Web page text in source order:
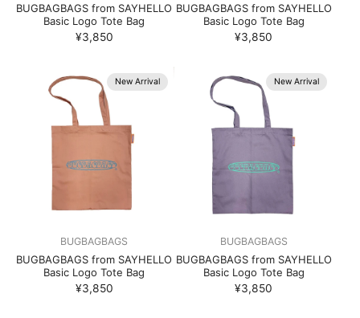
BUGBAGBAGS from SAYHELLO
Basic Logo Tote Bag
¥3,850
BUGBAGBAGS from SAYHELLO
Basic Logo Tote Bag
¥3,850
New Arrival
BUGBAGBAGS
BUGBAGBAGS from SAYHELLO
Basic Logo Tote Bag
¥3,850
New Arrival
BUGBAGBAGS
BUGBAGBAGS from SAYHELLO
Basic Logo Tote Bag
¥3,850